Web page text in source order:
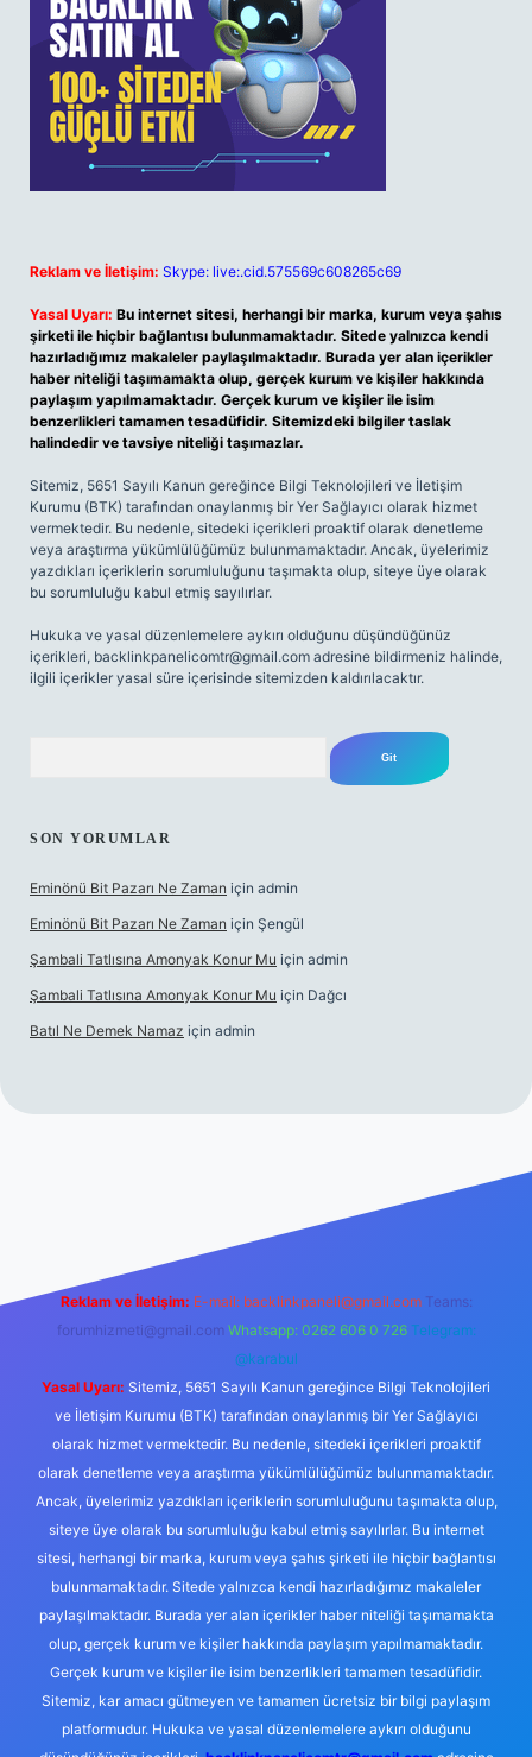
Reklam ve İletişim: Skype: live:.cid.575569c608265c69
Yasal Uyarı: Bu internet sitesi, herhangi bir marka, kurum veya şahıs
şirketi ile hiçbir bağlantısı bulunmamaktadır. Sitede yalnızca kendi
hazırladığımız makaleler paylaşılmaktadır. Burada yer alan içerikler
haber niteliği taşımamakta olup, gerçek kurum ve kişiler hakkında
paylaşım yapılmamaktadır. Gerçek kurum ve kişiler ile isim
benzerlikleri tamamen tesadüfidir. Sitemizdeki bilgiler taslak
halindedir ve tavsiye niteliği taşımazlar.
Sitemiz, 5651 Sayılı Kanun gereğince Bilgi Teknolojileri ve İletişim
Kurumu (BTK) tarafından onaylanmış bir Yer Sağlayıcı olarak hizmet
vermektedir. Bu nedenle, sitedeki içerikleri proaktif olarak denetleme
veya araştırma yükümlülüğümüz bulunmamaktadır. Ancak, üyelerimiz
yazdıkları içeriklerin sorumluluğunu taşımakta olup, siteye üye olarak
bu sorumluluğu kabul etmiş sayılırlar.
Hukuka ve yasal düzenlemelere aykırı olduğunu düşündüğünüz
içerikleri, backlinkpanelicomtr@gmail.com adresine bildirmeniz halinde,
ilgili içerikler yasal süre içerisinde sitemizden kaldırılacaktır.
SON YORUMLAR
Eminönü Bit Pazarı Ne Zaman için admin
Eminönü Bit Pazarı Ne Zaman için Şengül
Şambali Tatlısına Amonyak Konur Mu için admin
Şambali Tatlısına Amonyak Konur Mu için Dağcı
Batıl Ne Demek Namaz için admin
Reklam ve İletişim: E-mail: backlinkpaneli@gmail.com Teams:
forumhizmeti@gmail.com Whatsapp: 0262 606 0 726 Telegram:
@karabul
Yasal Uyarı: Sitemiz, 5651 Sayılı Kanun gereğince Bilgi Teknolojileri
ve İletişim Kurumu (BTK) tarafından onaylanmış bir Yer Sağlayıcı
olarak hizmet vermektedir. Bu nedenle, sitedeki içerikleri proaktif
olarak denetleme veya araştırma yükümlülüğümüz bulunmamaktadır.
Ancak, üyelerimiz yazdıkları içeriklerin sorumluluğunu taşımakta olup,
siteye üye olarak bu sorumluluğu kabul etmiş sayılırlar. Bu internet
sitesi, herhangi bir marka, kurum veya şahıs şirketi ile hiçbir bağlantısı
bulunmamaktadır. Sitede yalnızca kendi hazırladığımız makaleler
paylaşılmaktadır. Burada yer alan içerikler haber niteliği taşımamakta
olup, gerçek kurum ve kişiler hakkında paylaşım yapılmamaktadır.
Gerçek kurum ve kişiler ile isim benzerlikleri tamamen tesadüfidir.
Sitemiz, kar amacı gütmeyen ve tamamen ücretsiz bir bilgi paylaşım
platformudur. Hukuka ve yasal düzenlemelere aykırı olduğunu